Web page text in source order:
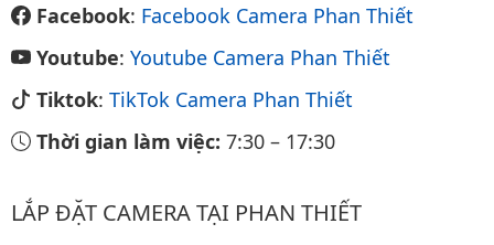
Facebook: Facebook Camera Phan Thiết
Youtube: Youtube Camera Phan Thiết
Tiktok: TikTok Camera Phan Thiết
Thời gian làm việc: 7:30 – 17:30
LẮP ĐẶT CAMERA TẠI PHAN THIẾT